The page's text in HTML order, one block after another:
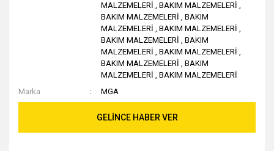
MALZEMELERİ ,BAKIM MALZEMELERİ ,
BAKIM MALZEMELERİ ,BAKIM
MALZEMELERİ ,BAKIM MALZEMELERİ ,
BAKIM MALZEMELERİ ,BAKIM
MALZEMELERİ ,BAKIM MALZEMELERİ ,
BAKIM MALZEMELERİ ,BAKIM
MALZEMELERİ ,BAKIM MALZEMELERİ
Marka
MGA
GELİNCE HABER VER